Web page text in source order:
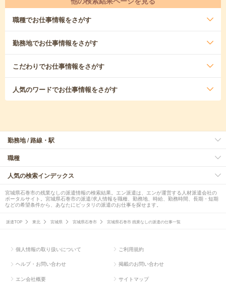
職種でお仕事情報をさがす
勤務地でお仕事情報をさがす
こだわりでお仕事情報をさがす
人気のワードでお仕事情報をさがす
勤務地 / 路線・駅
職種
人気の検索インデックス
宮城県石巻市の残業なしの派遣情報の検索結果。エン派遣は、エンが運営する人材派遣会社の
ポータルサイト。宮城県石巻市の派遣/求人情報を職種、勤務地、時給、勤務時間、長期・短期
などの希望条件から、あなたにピッタリの派遣のお仕事を探せます。
派遣TOP 東北 宮城県 宮城県石巻市 宮城県石巻市 残業なしの派遣の仕事一覧
個人情報の取り扱いについて ご利用規約
ヘルプ・お問い合わせ 掲載のお問い合わせ
エン会社概要 サイトマップ